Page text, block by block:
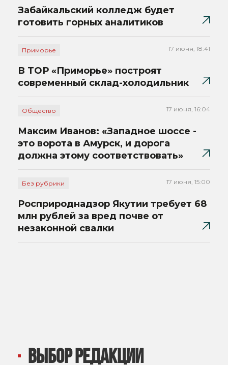
Забайкальский колледж будет
готовить горных аналитиков
Приморье 17 июня, 18:41
В ТОР «Приморье» построят
современный склад-холодильник
Общество 17 июня, 16:04
Максим Иванов: «Западное шоссе -
это ворота в Амурск, и дорога
должна этому соответствовать»
Без рубрики 17 июня, 15:00
Росприроднадзор Якутии требует 68
млн рублей за вред почве от
незаконной свалки
ВЫБОР РЕДАКЦИИ